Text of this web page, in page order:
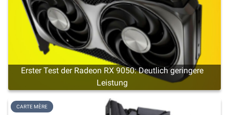
Erster Test der Radeon RX 9050: Deutlich geringere
Leistung
CARTE MÈRE